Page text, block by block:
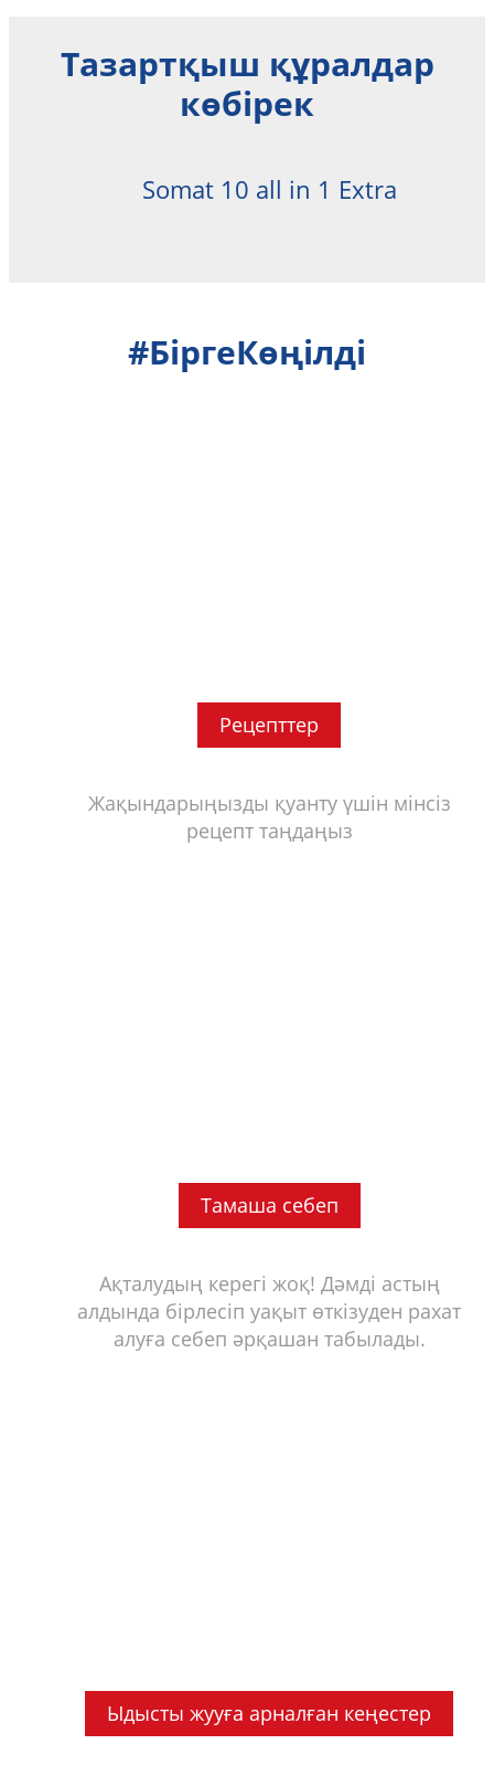
Тазартқыш құралдар
көбірек
Somat 10 all in 1 Extra
#БіргеКөңілді
Рецепттер
Жақындарыңызды қуанту үшін мінсіз
рецепт таңдаңыз
Тамаша себеп
Ақталудың керегі жоқ! Дәмді астың
алдында бірлесіп уақыт өткізуден рахат
алуға себеп әрқашан табылады.
Ыдысты жууға арналған кеңестер